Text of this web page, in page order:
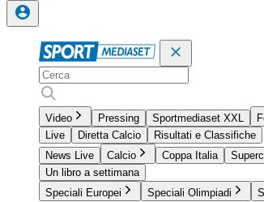
Video Pressing Sportmediaset XXL
Live
Diretta Calcio
Risultati e Classifiche
News Live
Calcio Coppa Italia
Un libro a settimana
Speciali Europei
Speciali Olimpiadi